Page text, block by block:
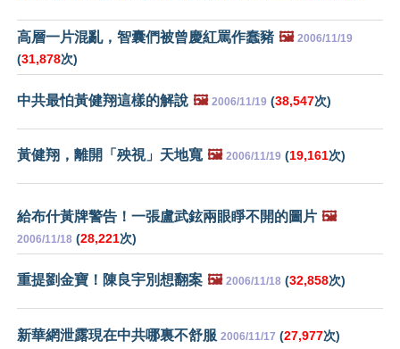
高層一片混亂，智囊們被曾慶紅罵作蠢豬 🖼️ 2006/11/19
(31,878次)
中共最怕黃健翔這樣的解說 🖼️ 2006/11/19 (38,547次)
黃健翔，離開「殃視」天地寬 🖼️ 2006/11/19 (19,161次)
給布什黃牌警告！一張盧武鉉兩眼睜不開的圖片 🖼️
2006/11/18 (28,221次)
重提劉金寶！陳良宇別想翻案 🖼️ 2006/11/18 (32,858次)
新華網泄露現在中共哪裏不舒服 2006/11/17 (27,977次)